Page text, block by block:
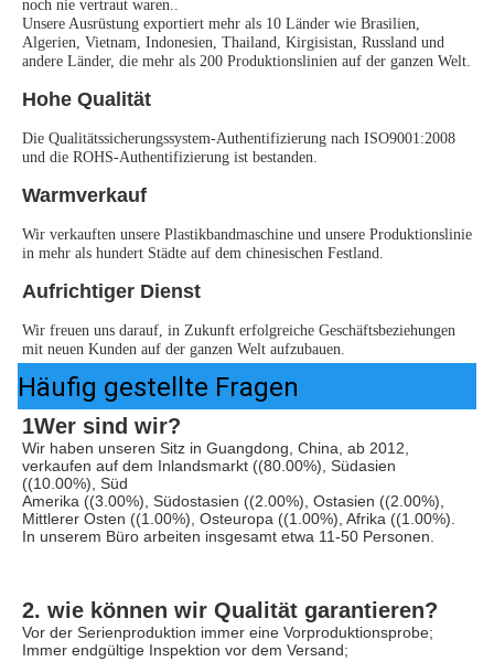
noch nie vertraut waren..
Unsere Ausrüstung exportiert mehr als 10 Länder wie Brasilien,
Algerien, Vietnam, Indonesien, Thailand, Kirgisistan, Russland und
andere Länder, die mehr als 200 Produktionslinien auf der ganzen Welt.
Hohe Qualität
Die Qualitätssicherungssystem-Authentifizierung nach ISO9001:2008
und die ROHS-Authentifizierung ist bestanden.
Warmverkauf
Wir verkauften unsere Plastikbandmaschine und unsere Produktionslinie
in mehr als hundert Städte auf dem chinesischen Festland.
Aufrichtiger Dienst
Wir freuen uns darauf, in Zukunft erfolgreiche Geschäftsbeziehungen
mit neuen Kunden auf der ganzen Welt aufzubauen.
Häufig gestellte Fragen
1Wer sind wir?
Wir haben unseren Sitz in Guangdong, China, ab 2012,
verkaufen auf dem Inlandsmarkt ((80.00%), Südasien
((10.00%), Süd
Amerika ((3.00%), Südostasien ((2.00%), Ostasien ((2.00%),
Mittlerer Osten ((1.00%), Osteuropa ((1.00%), Afrika ((1.00%).
In unserem Büro arbeiten insgesamt etwa 11-50 Personen.
2. wie können wir Qualität garantieren?
Vor der Serienproduktion immer eine Vorproduktionsprobe;
Immer endgültige Inspektion vor dem Versand;